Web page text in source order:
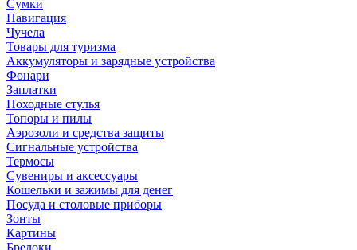
Сумки
Навигация
Чучела
Товары для туризма
Аккумуляторы и зарядные устройства
Фонари
Заплатки
Походные стулья
Топоры и пилы
Аэрозоли и средства защиты
Сигнальные устройства
Термосы
Сувениры и аксессуары
Кошельки и зажимы для денег
Посуда и столовые приборы
Зонты
Картины
Брелоки